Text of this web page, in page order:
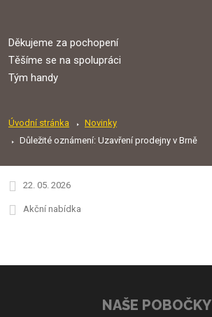
Děkujeme za pochopení
Těšíme se na spolupráci
Tým handy
Úvodní stránka
Novinky
Důležité oznámení: Uzavření prodejny v Brně
22. 05. 2026
Akční nabídka
NAŠE POBOČKY